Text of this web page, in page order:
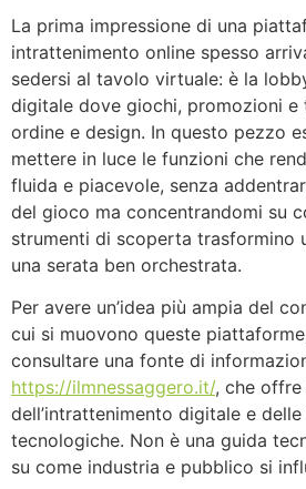
La prima impressione di una
intrattenimento online spesso
sedersi al tavolo virtuale: è la
digitale dove giochi, promozioni e
ordine e design. In questo pezzo
mettere in luce le funzioni che
fluida e piacevole, senza
del gioco ma concentrandomi su
strumenti di scoperta trasformino
una serata ben orchestrata.
Per avere un’idea più ampia del
cui si muovono queste
consultare una fonte di
https://ilmnessaggero.it/, che offre
dell’intrattenimento digitale e
tecnologiche. Non è una guida
su come industria e pubblico si